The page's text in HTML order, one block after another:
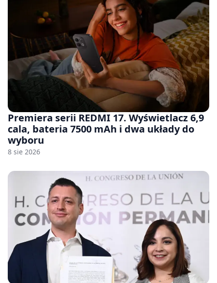
Premiera serii REDMI 17. Wyświetlacz 6,9
cala, bateria 7500 mAh i dwa układy do
wyboru
8 sie 2026